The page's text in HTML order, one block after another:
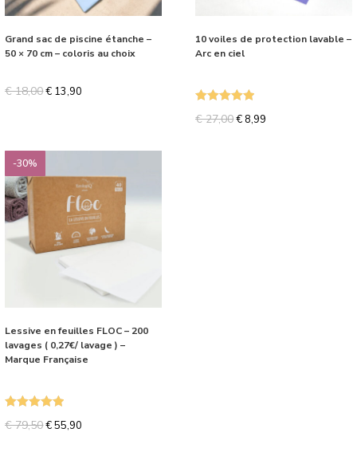
Grand sac de piscine étanche –
50 × 70 cm – coloris au choix
€18,00€ 13,90
10 voiles de protection lavable –
Arc en ciel
€27,00€ 8,99
-30%
Lessive en feuilles FLOC – 200
lavages ( 0,27€/ lavage ) –
Marque Française
€79,50€55,90